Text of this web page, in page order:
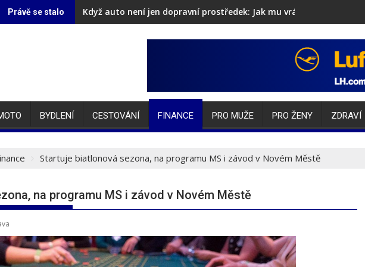
Právě se stalo Když auto není jen dopravní prostředek: Jak mu vrátit lesk i
Půjčka nonstop na účet je připravena pro české domácnosti
BYDLENÍ CESTOVÁNÍ FINANCE PRO MUŽE PRO ŽENY ZDRAVÍ
Startuje biatlonová sezona, na programu MS i závod v Novém Městě
na programu MS i závod v Novém Městě